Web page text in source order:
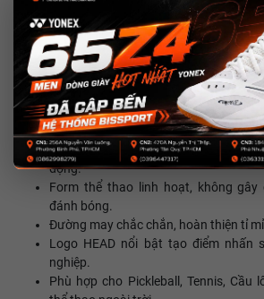
hai bên thân giúp tăng cường lưu thông
giác bí nóng khi thi đấu dưới thời tiết nóng
Tính Năng Nổi Bật
Chất liệu polyester cao cấp nhẹ và bền.
Công nghệ MXM hỗ trợ thấm hút mồ
Thiết kế thoáng khí giúp duy trì
động.
Form thể thao linh hoạt, không
đánh bóng.
Đường may chắc chắn, hoàn thiện tỉ
Logo HEAD nổi bật tạo điểm nhấn
nghiệp.
Phù hợp cho Pickleball, Tennis, Cầu